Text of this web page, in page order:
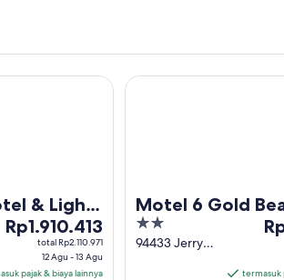
& Light
Harga
Rp1.910.413
Rp1.910.413
total Rp2.110.971
12 Agu - 13 Agu
pajak & biaya lainnya
Show
Motel 6 Gold
2
out
94433 Jerrys
termasuk
Motel 6 Gold Beach, OR